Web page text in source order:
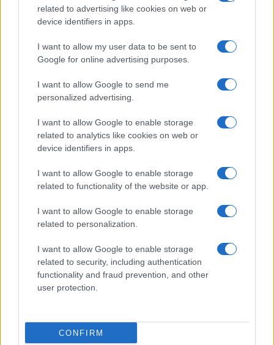
related to advertising like cookies on web or
device identifiers in apps.
I want to allow my user data to be sent to
Google for online advertising purposes.
I want to allow Google to send me
personalized advertising.
I want to allow Google to enable storage
related to analytics like cookies on web or
device identifiers in apps.
I want to allow Google to enable storage
related to functionality of the website or app.
I want to allow Google to enable storage
related to personalization.
I want to allow Google to enable storage
related to security, including authentication
functionality and fraud prevention, and other
user protection.
CONFIRM
Continua a leggere
Pieve Comics 2026: tutto ciò che devi sapere
sull’evento nerd di Perugia
Andrea Conforti · 6 Ago 2026